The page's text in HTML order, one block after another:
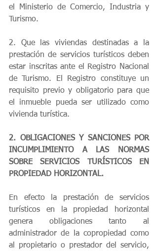
el Ministerio de Comercio, Industria y
Turismo.
2. Que las viviendas destinadas a la
prestación de servicios turísticos deben
estar inscritas ante el Registro Nacional
de Turismo. El Registro constituye un
requisito previo y obligatorio para que
el inmueble pueda ser utilizado como
vivienda turística.
2. OBLIGACIONES Y SANCIONES POR
INCUMPLIMIENTO A LAS NORMAS
SOBRE SERVICIOS TURÍSTICOS EN
PROPIEDAD HORIZONTAL.
En efecto la prestación de servicios
turísticos en la propiedad horizontal
genera obligaciones tanto al
administrador de la copropiedad como
al propietario o prestador del servicio,